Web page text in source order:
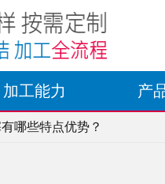
加工能力 产
哪些特点优势？